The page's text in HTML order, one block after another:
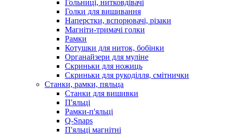
Гольниці, нитковдівачі
Голки для вишивання
Наперстки, вспорювачі, різаки
Магніти-тримачі голки
Рамки
Котушки для ниток, бобінки
Органайзери для муліне
Скриньки для ножиць
Скриньки для рукоділля, смітнички
Станки, рамки, пяльца
Станки для вишивки
П'яльці
Рамки-п'яльці
Q-Snaps
П'яльці магнітні